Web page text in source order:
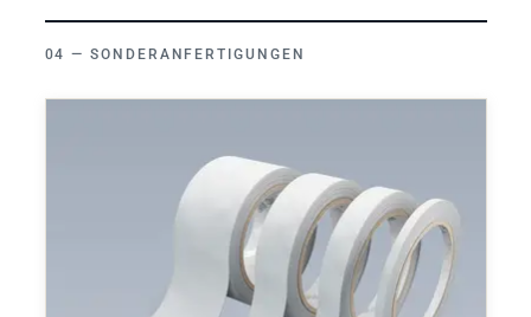
SONDERANFERTIGUNGEN